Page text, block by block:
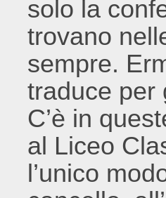
solo la
trovano
sempre.
traduce per
C’è in
al Liceo
l’unico